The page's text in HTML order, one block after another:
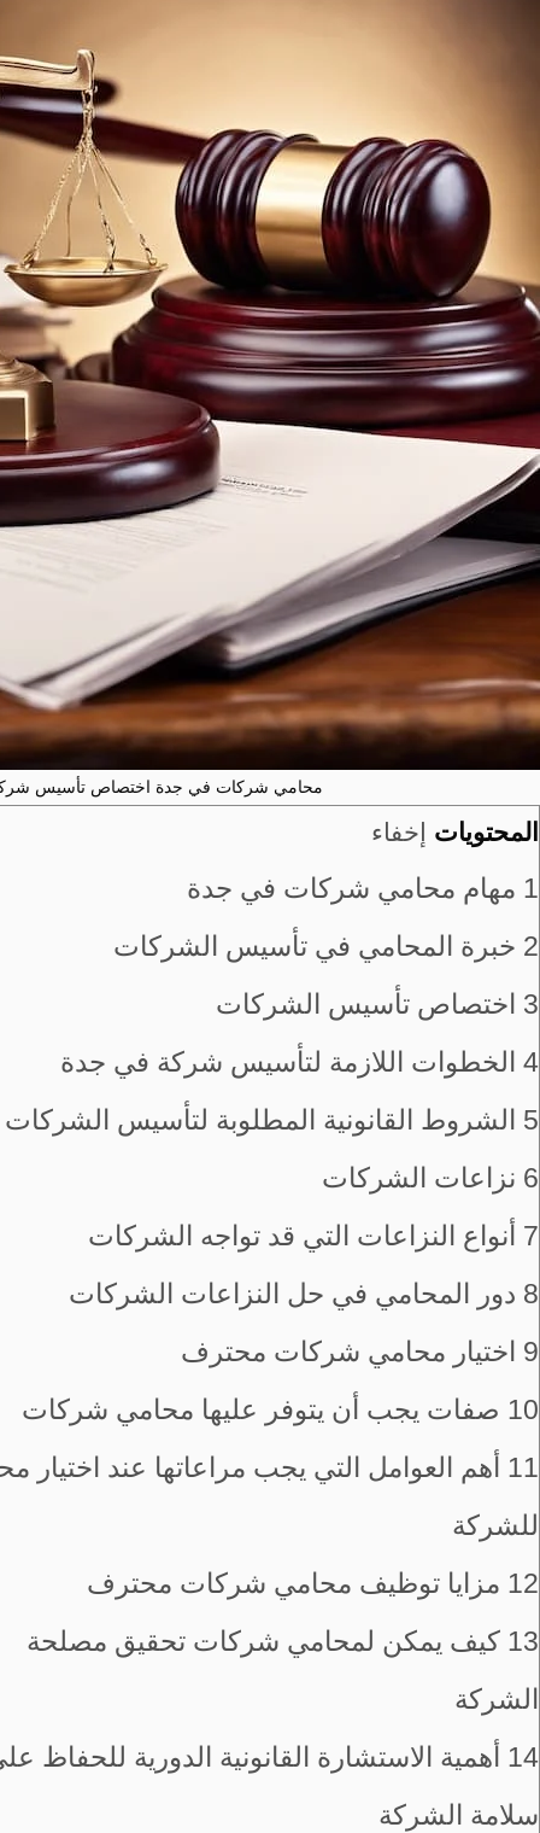
محامي شركات في جدة اختصاص تأسيس
المحتويات إخفاء
1 مهام محامي شركات في جدة
2 خبرة المحامي في تأسيس الشركات
3 اختصاص تأسيس الشركات
4 الخطوات اللازمة لتأسيس شركة في جدة
5 الشروط القانونية المطلوبة لتأسيس الشركات
6 نزاعات الشركات
7 أنواع النزاعات التي قد تواجه الشركات
8 دور المحامي في حل النزاعات الشركات
9 اختيار محامي شركات محترف
10 صفات يجب أن يتوفر عليها محامي شركات
11 أهم العوامل التي يجب مراعاتها عند اختيار
للشركة
12 مزايا توظيف محامي شركات محترف
13 كيف يمكن لمحامي شركات تحقيق مصلحة
الشركة
14 أهمية الاستشارة القانونية الدورية للحفاظ
سلامة الشركة